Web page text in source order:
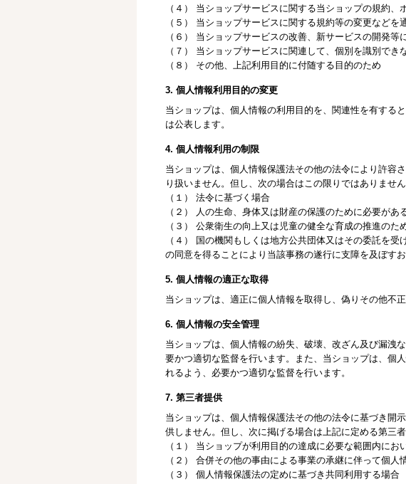
（４） 当ショップサービスに関する当ショップの規約
（５） 当ショップサービスに関する規約等の変更などを
（６） 当ショップサービスの改善、新サービスの開発等
（７） 当ショップサービスに関連して、個別を識別で
（８） その他、上記利用目的に付随する目的のため
3. 個人情報利用目的の変更
当ショップは、個人情報の利用目的を、関連性を有する
は公表します。
4. 個人情報利用の制限
当ショップは、個人情報保護法その他の法令により許容
り扱いません。但し、次の場合はこの限りではありません
（１） 法令に基づく場合
（２） 人の生命、身体又は財産の保護のために必要が
（３） 公衆衛生の向上又は児童の健全な育成の推進の
（４） 国の機関もしくは地方公共団体又はその委託を
の同意を得ることにより当該事務の遂行に支障を及ぼす
5. 個人情報の適正な取得
当ショップは、適正に個人情報を取得し、偽りその他不
6. 個人情報の安全管理
当ショップは、個人情報の紛失、破壊、改ざん及び漏洩
要かつ適切な監督を行います。また、当ショップは、個
れるよう、必要かつ適切な監督を行います。
7. 第三者提供
当ショップは、個人情報保護法その他の法令に基づき開
供しません。但し、次に掲げる場合は上記に定める第三
（１） 当ショップが利用目的の達成に必要な範囲内に
（２） 合併その他の事由による事業の承継に伴って個人
（３） 個人情報保護法の定めに基づき共同利用する場合